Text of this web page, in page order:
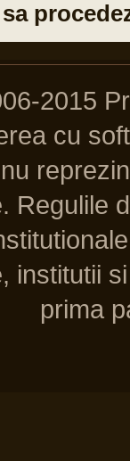
2015
cu
Regulile
institutii
prima